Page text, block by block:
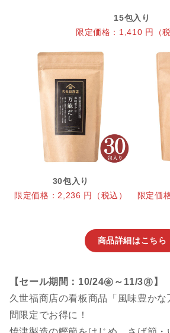
15包入り
限定価格：1,410 円（税
30包入り
限定価格：2,236 円（税込）
限定価
商品詳細はこちら
【セール期間：10/24㊎～11/3㊊】
久世福商店の看板商品「風味豊かな
間限定でお得に！